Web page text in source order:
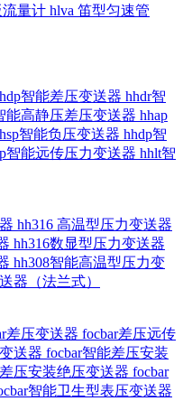
流量计 hlva 笛型匀速管
智能差压变送器 hhdr智
能高静压差压变送器 hhap
智能负压变送器 hhdp智
智能远传压力变送器 hhlt智
hh316 高温型压力变送器
hh316数显型压力变送器
hh308智能高温型压力变
器（法兰式）
差压变送器 focbar差压远传
送器 focbar智能差压安装
压安装绝压变送器 focbar
智能卫生型表压变送器